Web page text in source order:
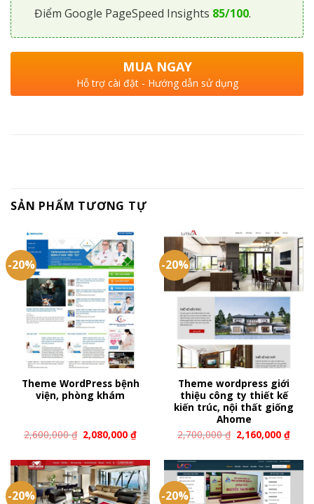
Điểm Google PageSpeed Insights 85/100.
MUA NGAY
Hỗ trợ cài đặt - Hướng dẫn sử dụng
SẢN PHẨM TƯƠNG TỰ
-20%
Theme WordPress bệnh
viện, phòng khám
2,600,000₫ 2,080,000₫
-20%
Theme wordpress giới
thiệu công ty thiết kế
kiến trúc, nội thất giống
Ahome
2,700,000₫ 2,160,000₫
-20% -20%